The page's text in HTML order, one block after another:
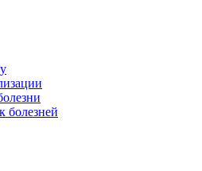
болезней